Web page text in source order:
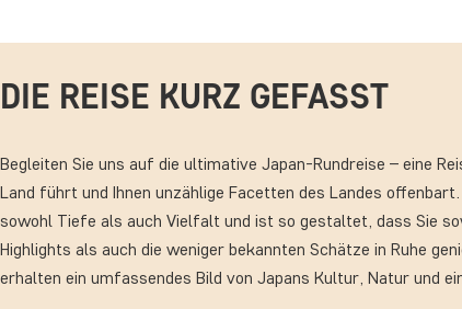
DIE REISE KURZ GEFASST
Begleiten Sie uns auf die ultimative Japan-Rundreise – eine
Land führt und Ihnen unzählige Facetten des Landes
sowohl Tiefe als auch Vielfalt und ist so gestaltet, dass Sie
Highlights als auch die weniger bekannten Schätze in Ruhe
erhalten ein umfassendes Bild von Japans Kultur, Natur und